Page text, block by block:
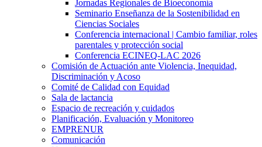
Jornadas Regionales de Bioeconomía
Seminario Enseñanza de la Sostenibilidad en
Ciencias Sociales
Conferencia internacional | Cambio familiar, roles
parentales y protección social
Conferencia ECINEQ-LAC 2026
Comisión de Actuación ante Violencia, Inequidad,
Discriminación y Acoso
Comité de Calidad con Equidad
Sala de lactancia
Espacio de recreación y cuidados
Planificación, Evaluación y Monitoreo
EMPRENUR
Comunicación